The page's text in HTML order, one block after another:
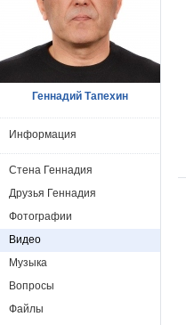
Геннадий Тапехин
Информация
Стена Геннадия
Друзья Геннадия
Фотографии
Видео
Музыка
Вопросы
Файлы